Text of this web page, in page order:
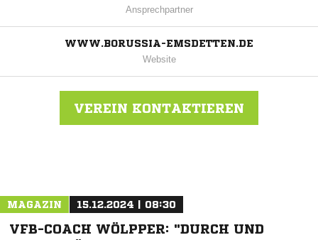
Ansprechpartner
WWW.BORUSSIA-EMSDETTEN.DE
Website
VEREIN KONTAKTIEREN
MAGAZIN 15.12.2024 | 08:30
VFB-COACH WÖLPPER: "DURCH UND